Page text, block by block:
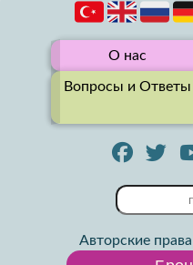
О нас
Вопросы и Ответы
Авторские